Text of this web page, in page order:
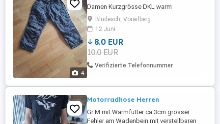
4
Damen Kurzgrösse DKL warm
Bludesch, Vorarlberg
12 Juni
8.0 EUR
10.0 EUR
Verifizierte Telefonnummer
Motorradhose Herren
Gr M mit Warmfutter ca 3cm grosser
Fehler am Wadenbein mit verstellbaren